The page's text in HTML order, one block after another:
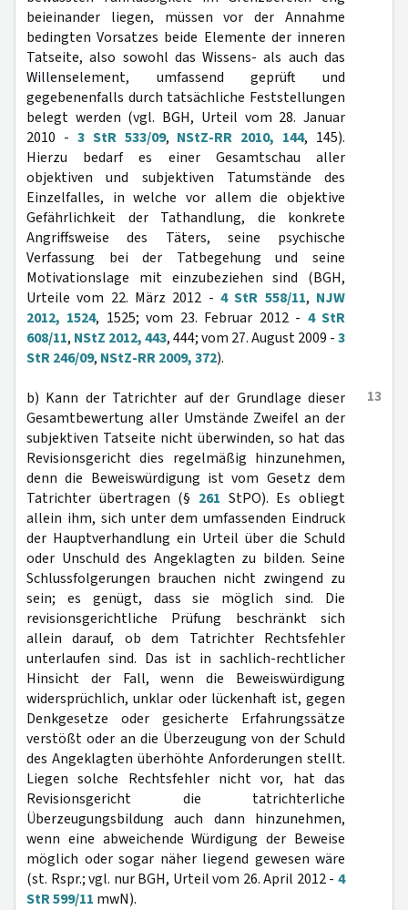
beieinander liegen, müssen vor der Annahme
bedingten Vorsatzes beide Elemente der inneren
Tatseite, also sowohl das Wissens- als auch das
Willenselement, umfassend geprüft und
gegebenenfalls durch tatsächliche Feststellungen
belegt werden (vgl. BGH, Urteil vom 28. Januar
2010 - 3 StR 533/09, NStZ-RR 2010, 144, 145).
Hierzu bedarf es einer Gesamtschau aller
objektiven und subjektiven Tatumstände des
Einzelfalles, in welche vor allem die objektive
Gefährlichkeit der Tathandlung, die konkrete
Angriffsweise des Täters, seine psychische
Verfassung bei der Tatbegehung und seine
Motivationslage mit einzubeziehen sind (BGH,
Urteile vom 22. März 2012 - 4 StR 558/11, NJW
2012, 1524, 1525; vom 23. Februar 2012 - 4 StR
608/11, NStZ 2012, 443, 444; vom 27. August 2009 -3
StR 246/09, NStZ-RR 2009, 372).
13
b) Kann der Tatrichter auf der Grundlage dieser
Gesamtbewertung aller Umstände Zweifel an der
subjektiven Tatseite nicht überwinden, so hat das
Revisionsgericht dies regelmäßig hinzunehmen,
denn die Beweiswürdigung ist vom Gesetz dem
Tatrichter übertragen (§ 261 StPO). Es obliegt
allein ihm, sich unter dem umfassenden Eindruck
der Hauptverhandlung ein Urteil über die Schuld
oder Unschuld des Angeklagten zu bilden. Seine
Schlussfolgerungen brauchen nicht zwingend zu
sein; es genügt, dass sie möglich sind. Die
revisionsgerichtliche Prüfung beschränkt sich
allein darauf, ob dem Tatrichter Rechtsfehler
unterlaufen sind. Das ist in sachlich-rechtlicher
Hinsicht der Fall, wenn die Beweiswürdigung
widersprüchlich, unklar oder lückenhaft ist, gegen
Denkgesetze oder gesicherte Erfahrungssätze
verstößt oder an die Überzeugung von der Schuld
des Angeklagten überhöhte Anforderungen stellt.
Liegen solche Rechtsfehler nicht vor, hat das
Revisionsgericht die tatrichterliche
Überzeugungsbildung auch dann hinzunehmen,
wenn eine abweichende Würdigung der Beweise
möglich oder sogar näher liegend gewesen wäre
(st. Rspr.; vgl. nur BGH, Urteil vom 26. April 2012 - 4
StR 599/11 mwN).